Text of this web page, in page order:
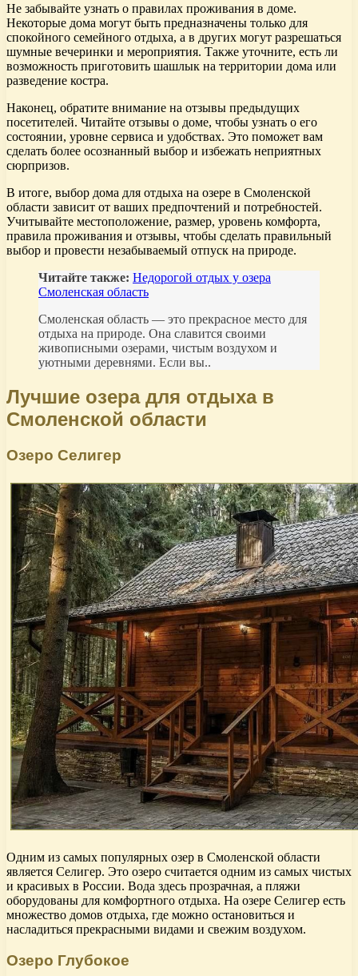
Не забывайте узнать о правилах проживания в доме.
Некоторые дома могут быть предназначены только для
спокойного семейного отдыха, а в других могут разрешаться
шумные вечеринки и мероприятия. Также уточните, есть ли
возможность приготовить шашлык на территории дома или
разведение костра.
Наконец, обратите внимание на отзывы предыдущих
посетителей. Читайте отзывы о доме, чтобы узнать о его
состоянии, уровне сервиса и удобствах. Это поможет вам
сделать более осознанный выбор и избежать неприятных
сюрпризов.
В итоге, выбор дома для отдыха на озере в Смоленской
области зависит от ваших предпочтений и потребностей.
Учитывайте местоположение, размер, уровень комфорта,
правила проживания и отзывы, чтобы сделать правильный
выбор и провести незабываемый отпуск на природе.
Читайте также: Недорогой отдых у озера
Смоленская область
Смоленская область — это прекрасное место для
отдыха на природе. Она славится своими
живописными озерами, чистым воздухом и
уютными деревнями. Если вы..
Лучшие озера для отдыха в
Смоленской области
Озеро Селигер
Одним из самых популярных озер в Смоленской области
является Селигер. Это озеро считается одним из самых чистых
и красивых в России. Вода здесь прозрачная, а пляжи
оборудованы для комфортного отдыха. На озере Селигер есть
множество домов отдыха, где можно остановиться и
насладиться прекрасными видами и свежим воздухом.
Озеро Глубокое